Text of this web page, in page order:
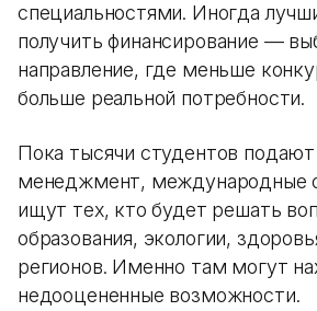
специальностями. Иногда
получить финансирование —
направление, где меньше
больше реальной потребности.
Пока тысячи студентов подают
менеджмент, международные
ищут тех, кто будет решать
образования, экологии,
регионов. Именно там могут
недооцененные возможности.